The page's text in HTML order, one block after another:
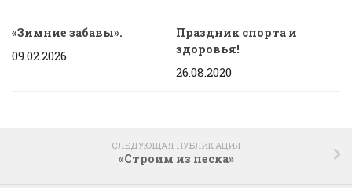
«Зимние забавы».
09.02.2026
Праздник спорта и
здоровья!
26.08.2020
СЛЕДУЮЩАЯ ПУБЛИКАЦИЯ
«Строим из песка»